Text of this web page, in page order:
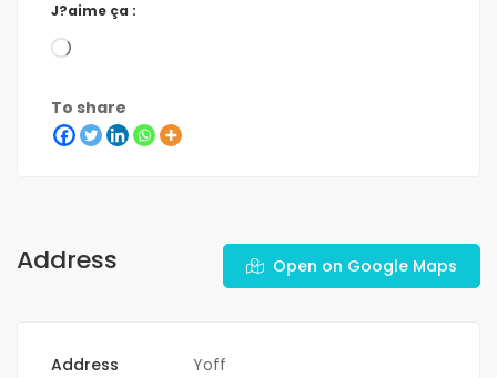
J?aime ça :
To share
Address Open on Google Maps
Address
Yoff